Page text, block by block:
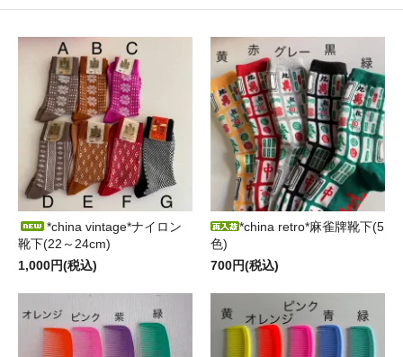
*china vintage*ナイロン
靴下(22～24cm)
1,000円(税込)
*china retro*麻雀牌靴下(5
色)
700円(税込)